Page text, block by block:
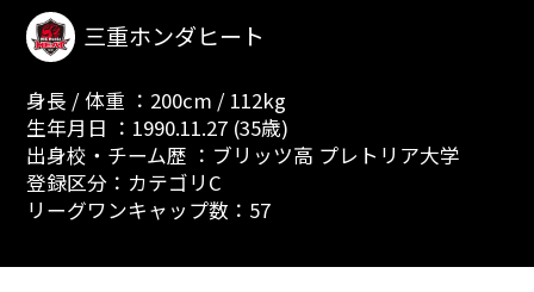
三重ホンダヒート
身長 / 体重 ：200cm / 112kg
生年月日 ：1990.11.27 (35歳)
出身校・チーム歴 ：ブリッツ高 プレトリア大学
登録区分：カテゴリC
リーグワンキャップ数：57